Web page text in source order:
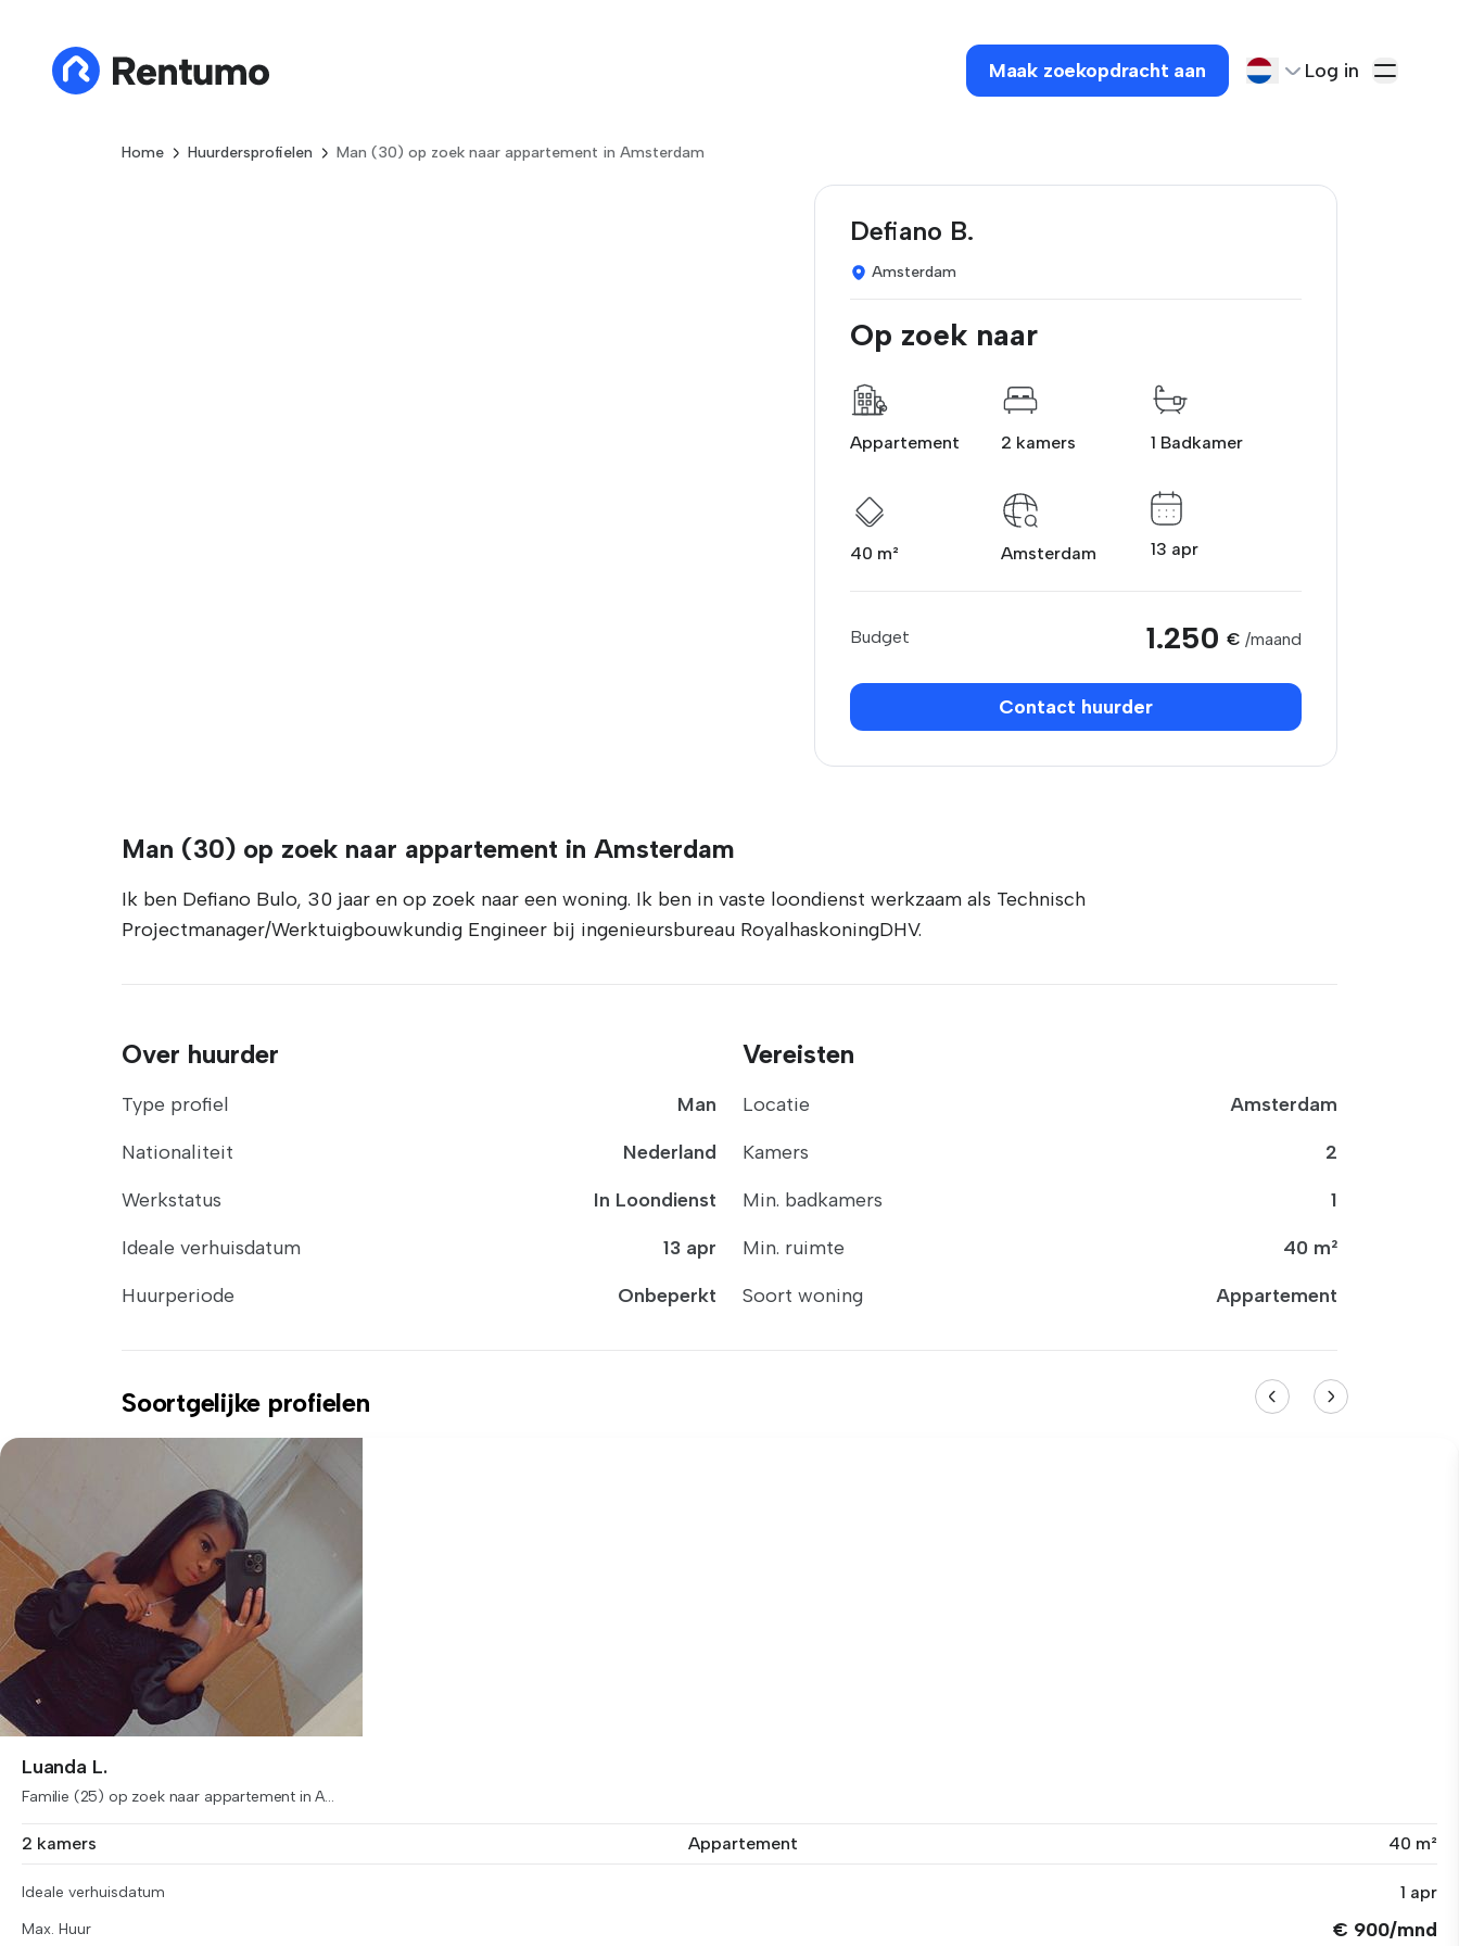
Maak zoekopdracht aan Log in
Home Huurdersprofielen Man (30) op zoek naar appartement in Amsterdam
Defiano B.
Amsterdam
Op zoek naar
Appartement 2 kamers 1 Badkamer
40 m² Amsterdam 13 apr
Budget 1.250 € /maand
Contact huurder
Man (30) op zoek naar appartement in Amsterdam
Ik ben Defiano Bulo, 30 jaar en op zoek naar een woning. Ik ben in vaste loondienst werkzaam als Technisch
Projectmanager/Werktuigbouwkundig Engineer bij ingenieursbureau RoyalhaskoningDHV.
Over huurder
Type profiel
Man
Nationaliteit
Nederland
Werkstatus
In Loondienst
Ideale verhuisdatum
13 apr
Huurperiode
Onbeperkt
Vereisten
Locatie
Amsterdam
Kamers
2
Min. badkamers
1
Min. ruimte
40 m²
Soort woning
Appartement
Soortgelijke profielen
Luanda L.
Familie (25) op zoek naar appartement in A...
2 kamers Appartement 40 m²
Ideale verhuisdatum 1 apr
Max. Huur € 900/mnd